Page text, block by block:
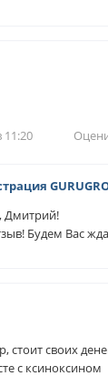
11:20
Дмитрий!
Будем Вас
своих
с ксиноксином